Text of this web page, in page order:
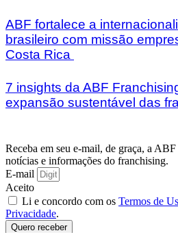
ABF fortalece a
brasileiro com missão
Costa Rica
7 insights da ABF
expansão sustentável das
Receba em seu e-mail, de graça, a
notícias e informações do franchising.
E-mail
Aceito
Li e concordo com os Termos de
Privacidade.
Quero receber